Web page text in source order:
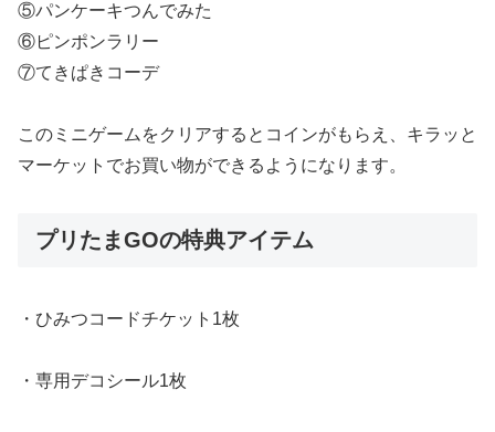
⑤パンケーキつんでみた
⑥ピンポンラリー
⑦てきぱきコーデ
このミニゲームをクリアするとコインがもらえ、キラッと
マーケットでお買い物ができるようになります。
プリたまGOの特典アイテム
・ひみつコードチケット1枚
・専用デコシール1枚